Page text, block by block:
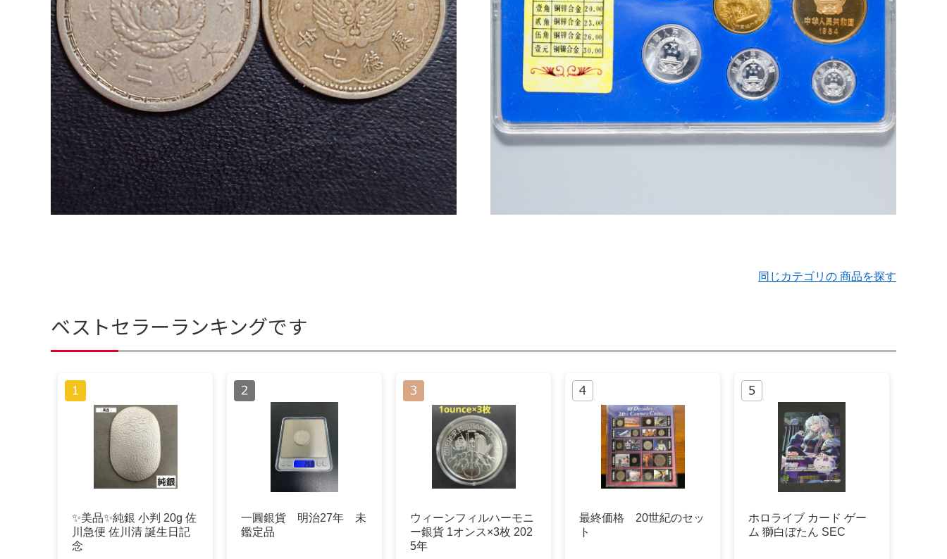
同じカテゴリの 商品を探す
ベストセラーランキングです
✨美品✨純銀 小判 20g 佐
川急便 佐川清 誕生日記
念
一圓銀貨 明治27年 未
鑑定品
ウィーンフィルハーモニ
ー銀貨 1オンス×3枚 202
5年
最終価格 20世紀のセッ
ト
ホロライブ カード ゲー
ム 獅白ぼたん SEC